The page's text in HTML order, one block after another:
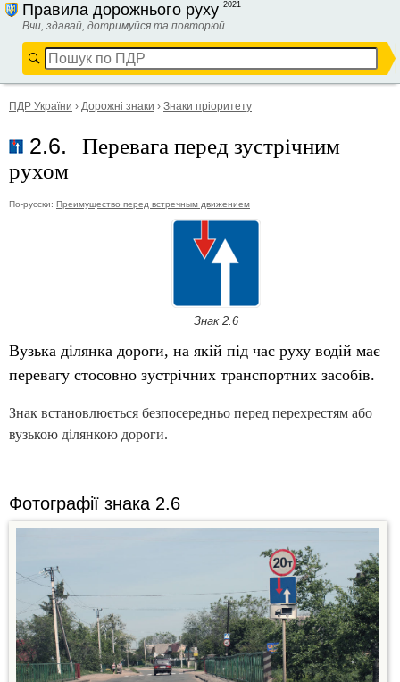
Правила дорожнього руху 2021
Вчи, здавай, дотримуйся та повторюй.
ПДР України › Дорожні знаки › Знаки пріоритету
2.6.
Перевага перед зустрічним
рухом
По-русски: Преимущество перед встречным движением
Знак 2.6
Вузька ділянка дороги, на якій під час руху водій має
перевагу стосовно зустрічних транспортних засобів.
Знак встановлюється безпосередньо перед перехрестям або
вузькою ділянкою дороги.
Фотографії знака 2.6